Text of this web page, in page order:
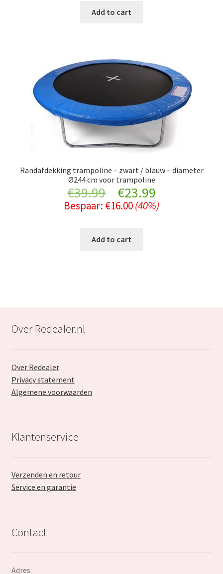
was:
Add to cart
Randafdekking trampoline – zwart / blauw – diameter
Ø244 cm voor trampoline
€39.99
Original
price
was:
€23.99Current
price
Bespaar: €16.00(40%)
Add to cart
Over Redealer.nl
Over Redealer
Privacy statement
Algemene voorwaarden
Klantenservice
Verzenden en retour
Service en garantie
Contact
Adres: